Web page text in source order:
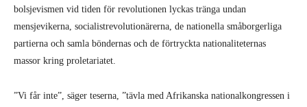
bolsjevismen vid tiden för revolutionen lyckas tränga undan
mensjevikerna, socialistrevolutionärerna, de nationella småborgerliga
partierna och samla böndernas och de förtryckta nationaliteternas
massor kring proletariatet.
”Vi får inte”, säger teserna, ”tävla med Afrikanska nationalkongressen i